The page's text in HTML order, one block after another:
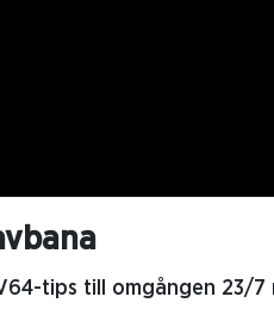
tips till omgången 23/